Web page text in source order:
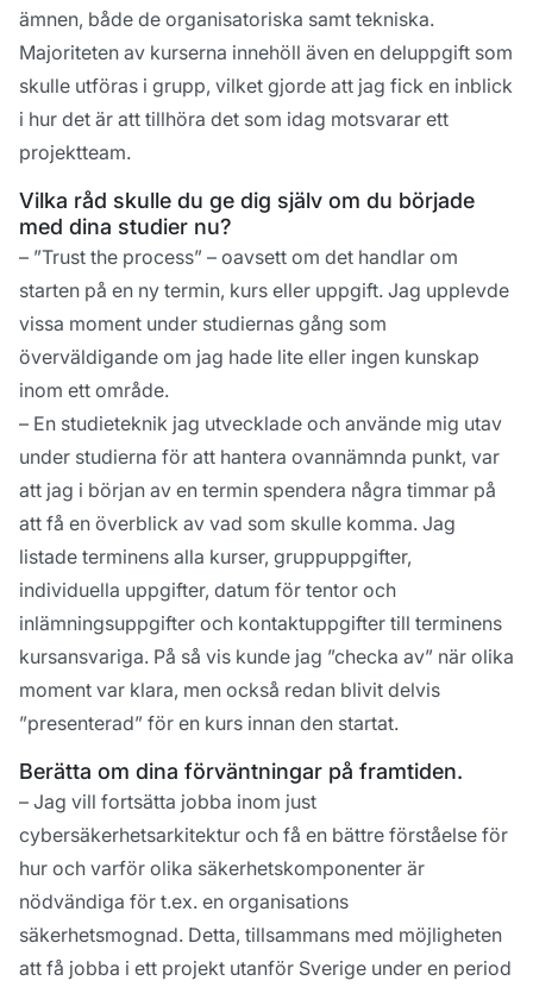
ämnen, både de organisatoriska samt tekniska.
Majoriteten av kurserna innehöll även en deluppgift som
skulle utföras i grupp, vilket gjorde att jag fick en inblick
i hur det är att tillhöra det som idag motsvarar ett
projektteam.
Vilka råd skulle du ge dig själv om du började
med dina studier nu?
– ”Trust the process” – oavsett om det handlar om
starten på en ny termin, kurs eller uppgift. Jag upplevde
vissa moment under studiernas gång som
överväldigande om jag hade lite eller ingen kunskap
inom ett område.
– En studieteknik jag utvecklade och använde mig utav
under studierna för att hantera ovannämnda punkt, var
att jag i början av en termin spendera några timmar på
att få en överblick av vad som skulle komma. Jag
listade terminens alla kurser, gruppuppgifter,
individuella uppgifter, datum för tentor och
inlämningsuppgifter och kontaktuppgifter till terminens
kursansvariga. På så vis kunde jag ”checka av” när olika
moment var klara, men också redan blivit delvis
”presenterad” för en kurs innan den startat.
Berätta om dina förväntningar på framtiden.
– Jag vill fortsätta jobba inom just
cybersäkerhetsarkitektur och få en bättre förståelse för
hur och varför olika säkerhetskomponenter är
nödvändiga för t.ex. en organisations
säkerhetsmognad. Detta, tillsammans med möjligheten
att få jobba i ett projekt utanför Sverige under en period